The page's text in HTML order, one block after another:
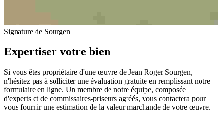
Signature de Sourgen
Expertiser votre bien
Si vous êtes propriétaire d'une œuvre de Jean Roger Sourgen,
n'hésitez pas à solliciter une évaluation gratuite en remplissant notre
formulaire en ligne. Un membre de notre équipe, composée
d'experts et de commissaires-priseurs agréés, vous contactera pour
vous fournir une estimation de la valeur marchande de votre œuvre.